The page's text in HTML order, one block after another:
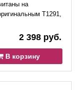
на
T1291,
2 398 руб.
В корзину